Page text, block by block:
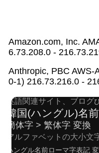
Amazon.com, Inc.
6.73.208.0 -
Anthropic, PBC AWS-
0-1) 216.73.216.0 -
HTMLタグ自動削除ツ
ピンイン簡易表示形
式 変換
英語関連サイト、ブログ
韓国(ハングル)名
簡体字 > 繁体字 変換
アルファベットの大小
ハングル名前ローマ字表記